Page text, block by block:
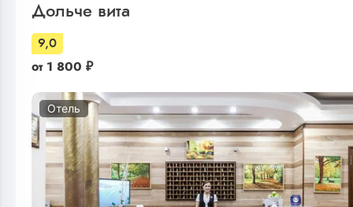
Дольче вита
9,0
от 1 800 ₽
Отель